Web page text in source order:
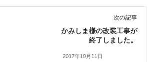
次の記事
かみしま様の改装工事が
終了しました。
2017年10月11日